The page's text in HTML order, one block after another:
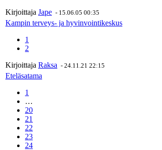
Kirjoittaja Jape - 15.06.05 00:35
Kampin terveys- ja hyvinvointikeskus
1
2
Kirjoittaja Raksa - 24.11.21 22:15
Eteläsatama
1
…
20
21
22
23
24